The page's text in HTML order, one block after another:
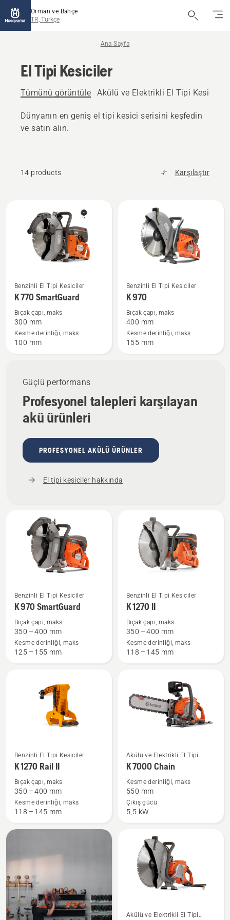
Orman ve Bahçe
TR, Türkçe
Ana Sayfa
El Tipi Kesiciler
Tümünü görüntüle Akülü ve Elektrikli El Tipi Kesiciler
Dünyanın en geniş el tipi kesici serisini keşfedin
ve satın alın.
14 products Karşılaştır
products
Güçlü performans
Profesyonel talepleri karşılayan
akü ürünleri
PROFESYONEL AKÜLÜ ÜRÜNLER
El tipi kesiciler hakkında
K 770
SmartGuard
daha
fazla
ayrıntı
Benzinli El Tipi Kesiciler
K 770 SmartGuard
Bıçak çapı, maks
300 mm
Kesme derinliği, maks
100 mm
K 970
hakkında
fazla
ayrıntı
görün
Benzinli El Tipi Kesiciler
K 970
Bıçak çapı, maks
400 mm
Kesme derinliği, maks
155 mm
K 970
SmartGuard
daha
fazla
ayrıntı
Benzinli El Tipi Kesiciler
K 970 SmartGuard
Bıçak çapı, maks
350 – 400 mm
Kesme derinliği, maks
125 – 155 mm
K 1270 II
hakkında
fazla
ayrıntı
görün
Benzinli El Tipi Kesiciler
K 1270 II
Bıçak çapı, maks
350 – 400 mm
Kesme derinliği, maks
118 – 145 mm
K 1270
Rail
hakkında
daha
fazla
görün
Benzinli El Tipi Kesiciler
K 1270 Rail II
Bıçak çapı, maks
350 – 400 mm
Kesme derinliği, maks
118 – 145 mm
K 7000
Chain
daha
fazla
ayrıntı
Akülü ve Elektrikli El Tipi
Kesiciler
K 7000 Chain
Kesme derinliği, maks
550 mm
Çıkış gücü
5,5 kW
K 7000
Akülü ve Elektrikli El Tipi